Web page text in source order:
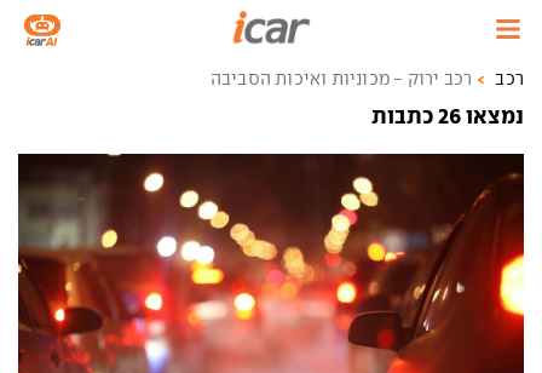
רכב רכב ירוק - מכוניות ואיכות הסביבה
נמצאו 26 כתבות